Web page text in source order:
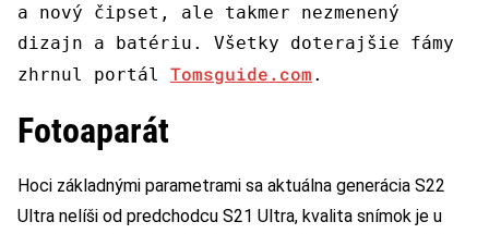
a nový čipset, ale takmer nezmenený
dizajn a batériu. Všetky doterajšie fámy
zhrnul portál Tomsguide.com .
Fotoaparát
Hoci základnými parametrami sa aktuálna generácia S22
Ultra nelíši od predchodcu S21 Ultra, kvalita snímok je u